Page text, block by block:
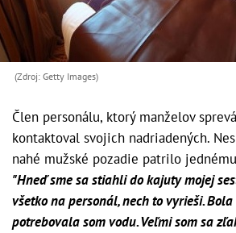
(Zdroj: Getty Images)
Člen personálu, ktorý manželov
kontaktoval svojich nadriadených.
nahé mužské pozadie patrilo
"Hneď sme sa stiahli do kajuty mojej
všetko na personál, nech to vyrieši. Bola
potrebovala som vodu. Veľmi som sa